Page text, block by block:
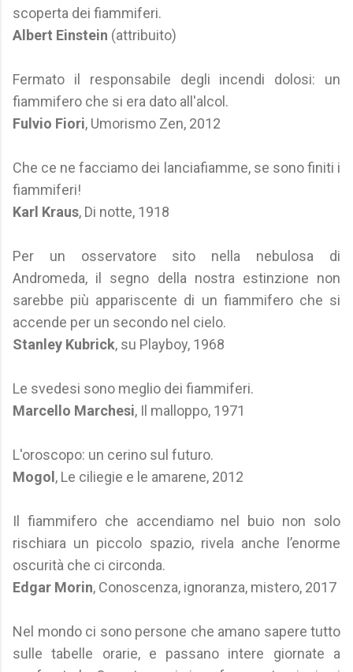
scoperta dei fiammiferi.
Albert Einstein (attribuito)
Fermato il responsabile degli incendi dolosi: un
fiammifero che si era dato all'alcol.
Fulvio Fiori, Umorismo Zen, 2012
Che ce ne facciamo dei lanciafiamme, se sono finiti i
fiammiferi!
Karl Kraus, Di notte, 1918
Per un osservatore sito nella nebulosa di
Andromeda, il segno della nostra estinzione non
sarebbe più appariscente di un fiammifero che si
accende per un secondo nel cielo.
Stanley Kubrick, su Playboy, 1968
Le svedesi sono meglio dei fiammiferi.
Marcello Marchesi, Il malloppo, 1971
L'oroscopo: un cerino sul futuro.
Mogol , Le ciliegie e le amarene, 2012
Il fiammifero che accendiamo nel buio non solo
rischiara un piccolo spazio, rivela anche l’enorme
oscurità che ci circonda.
Edgar Morin, Conoscenza, ignoranza, mistero, 2017
Nel mondo ci sono persone che amano sapere tutto
sulle tabelle orarie, e passano intere giornate a